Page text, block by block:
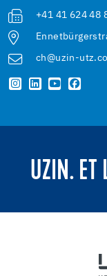
+41 41 624 48
ch@uzin-
UZIN. ET